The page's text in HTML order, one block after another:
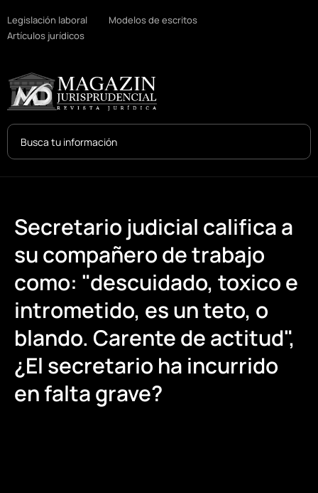
Legislación laboral
Modelos de escritos
Artículos jurídicos
Search
Secretario judicial califica a
su compañero de trabajo
como: "descuidado, toxico e
intrometido, es un teto, o
blando. Carente de actitud",
¿El secretario ha incurrido
en falta grave?